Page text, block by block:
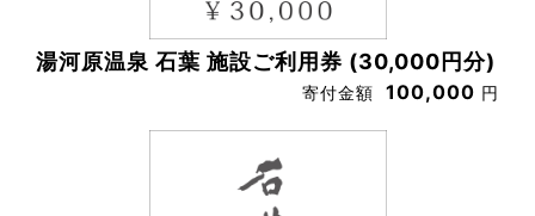
湯河原温泉 石葉 施設ご利用券 (30,000円分)
寄付金額 100,000 円